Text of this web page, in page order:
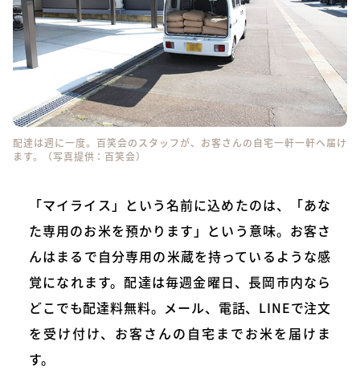
配達は週に一度。百笑会のスタッフが、お客さんの自宅一軒一軒へ届け
ます。（写真提供：百笑会）
「マイライス」という名前に込めたのは、「あな
た専用のお米を預かります」という意味。お客さ
んはまるで自分専用の米蔵を持っているような感
覚になれます。配達は毎週金曜日、長岡市内なら
どこでも配達料無料。メール、電話、LINEで注文
を受け付け、お客さんの自宅までお米を届けま
す。